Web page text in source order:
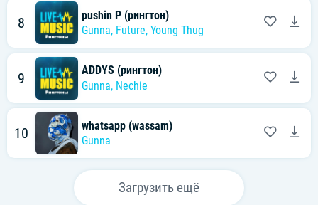
8
pushin P (рингтон)
Gunna, Future, Young Thug
9
ADDYS (рингтон)
Gunna, Nechie
10
whatsapp (wassam)
Gunna
Загрузить ещё